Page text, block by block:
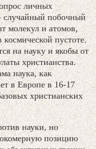
личных
случайный побочный
молекул и атомов,
пустоте.
на науку и якобы от
христианства.
наука, как
в Европе в 16-17
христианских
науки, но
позицию